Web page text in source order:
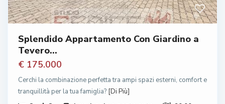
Splendido Appartamento Con Giardino a
Tevero...
€ 175.000
Cerchi la combinazione perfetta tra ampi spazi esterni, comfort e
tranquillità per la tua famiglia? [Di Più]